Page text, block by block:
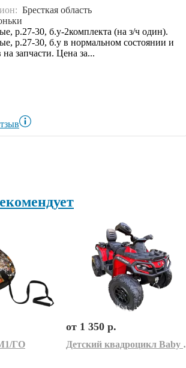
Бресткая область
р.27-30, б.у-2комплекта (на з/ч один).
р.27-30, б.у в нормальном состоянии и
запчасти. Цена за...
ГО
от 1 350 р.
Детский